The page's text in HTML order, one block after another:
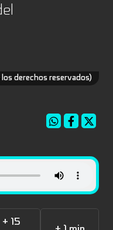
derechos reservados)
+ 15